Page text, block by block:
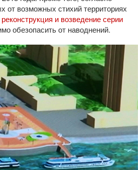
от возможных стихий территориях
и возведение серии
обезопасить от наводнений.